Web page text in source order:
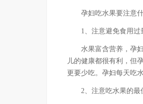
孕妇吃水果要注意什
1、注意避免食用过
水果富含营养，孕妇
儿的健康都很有利，但
更要少吃。孕妇每天吃
2、注意吃水果的最